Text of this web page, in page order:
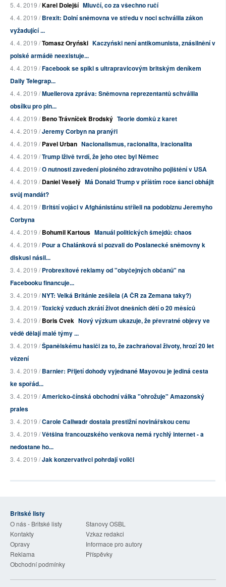
5. 4. 2019 /Karel Dolejší Mluvčí, co za všechno ručí
4. 4. 2019 /Brexit: Dolní sněmovna ve středu v noci schválila zákon
vyžadující ...
4. 4. 2019 /Tomasz Oryński Kaczyński není antikomunista, znásilnění v
polské armádě neexistuje...
4. 4. 2019 /Facebook se spikl s ultrapravicovým britským deníkem
Daily Telegrap...
4. 4. 2019 /Muellerova zpráva: Sněmovna reprezentantů schválila
obsílku pro pln...
4. 4. 2019 /Beno Trávníček Brodský Teorie domků z karet
4. 4. 2019 /Jeremy Corbyn na pranýři
4. 4. 2019 /Pavel Urban Nacionalismus, racionalita, iracionalita
4. 4. 2019 /Trump lživě tvrdí, že jeho otec byl Němec
4. 4. 2019 /O nutnosti zavedení plošného zdravotního pojištění v USA
4. 4. 2019 /Daniel Veselý Má Donald Trump v příštím roce šanci obhájit
svůj mandát?
4. 4. 2019 /Britští vojáci v Afghánistánu stříleli na podobiznu Jeremyho
Corbyna
4. 4. 2019 /Bohumil Kartous Manuál politických šmejdů: chaos
4. 4. 2019 /Pour a Chalánková si pozvali do Poslanecké sněmovny k
diskusi násil...
3. 4. 2019 /Probrexitové reklamy od "obyčejných občanů" na
Facebooku financuje...
3. 4. 2019 /NYT: Velká Británie zešílela (A ČR za Zemana taky?)
3. 4. 2019 /Toxický vzduch zkrátí život dnešních dětí o 20 měsíců
3. 4. 2019 /Boris Cvek Nový výzkum ukazuje, že převratné objevy ve
vědě dělají malé týmy ...
3. 4. 2019 /Španělskému hasiči za to, že zachraňoval životy, hrozí 20 let
vězení
3. 4. 2019 /Barnier: Přijetí dohody vyjednané Mayovou je jediná cesta
ke spořád...
3. 4. 2019 /Americko-čínská obchodní válka "ohrožuje" Amazonský
prales
3. 4. 2019 /Carole Callwadr dostala prestižní novinářskou cenu
3. 4. 2019 /Většina francouzského venkova nemá rychlý internet - a
nedostane ho...
3. 4. 2019 /Jak konzervativci pohrdají voliči
Britské listy
O nás - Britské listy
Stanovy OSBL
Kontakty
Vzkaz redakci
Opravy
Informace pro autory
Reklama
Příspěvky
Obchodní podmínky